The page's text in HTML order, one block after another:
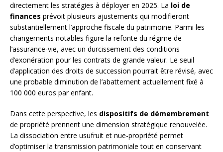
directement les stratégies à déployer en 2025. La loi de
finances prévoit plusieurs ajustements qui modifieront
substantiellement l’approche fiscale du patrimoine. Parmi les
changements notables figure la refonte du régime de
l’assurance-vie, avec un durcissement des conditions
d’exonération pour les contrats de grande valeur. Le seuil
d’application des droits de succession pourrait être révisé, avec
une probable diminution de l’abattement actuellement fixé à
100 000 euros par enfant.
Dans cette perspective, les dispositifs de démembrement
de propriété prennent une dimension stratégique renouvelée.
La dissociation entre usufruit et nue-propriété permet
d’optimiser la transmission patrimoniale tout en conservant